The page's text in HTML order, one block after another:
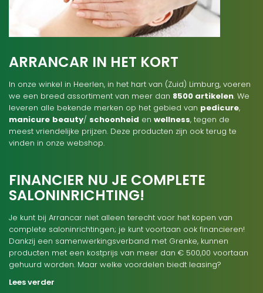
ARRANCAR IN HET KORT
In onze winkel in Heerlen, in het hart van (Zuid) Limburg, voeren
we een breed assortiment van meer dan 8500 artikelen. We
leveren alle bekende merken op het gebied van pedicure,
manicure beauty/ schoonheid en wellness, tegen de
meest vriendelijke prijzen. Deze producten zijn ook terug te
vinden in onze webshop.
FINANCIER NU JE COMPLETE
SALONINRICHTING!
Je kunt bij Arrancar niet alleen terecht voor het kopen van
complete saloninrichtingen; je kunt voortaan ook financieren!
Dankzij een samenwerkingsverband met Grenke, kunnen
producten met een kostprijs van meer dan € 500,00 voortaan
gehuurd worden. Maar welke voordelen biedt leasing?
Lees verder